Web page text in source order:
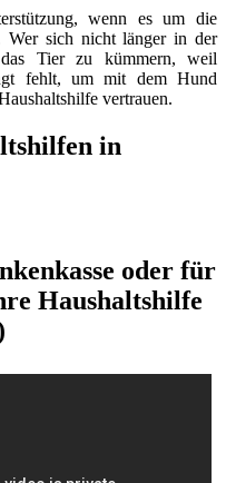
wenn es um die
Wer sich nicht länger in der
Tier zu kümmern, weil
fehlt, um mit dem Hund
vertrauen.
in
oder für
Haushaltshilfe